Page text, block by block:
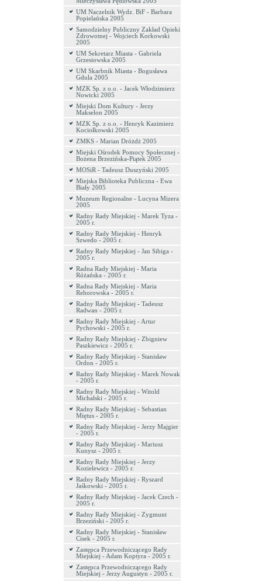
UM Naczelnik Wydz. BiF - Barbara
Popielańska 2005
Samodzielny Publiczny Zakład Opieki
Zdrowotnej - Wojciech Korkowski
2005
UM Sekretarz Miasta - Gabriela
Grzesiowska 2005
UM Skarbnik Miasta - Bogusława
Gdula 2005
MZK Sp. z o.o. - Jacek Włodzimierz
Nowicki 2005
Miejski Dom Kultury - Jerzy
Makselon 2005
MZK Sp. z o.o. - Henryk Kazimierz
Kociołkowski 2005
ZMKS - Marian Dróżdż 2005
Miejski Ośrodek Pomocy Społecznej -
Bożena Brzezińska-Piątek 2005
MOSiR - Tadeusz Duszyński 2005
Miejska Biblioteka Publiczna - Ewa
Biały 2005
Muzeum Regionalne - Lucyna Mizera
2005
Radny Rady Miejskiej - Marek Tyza -
2005 r.
Radny Rady Miejskiej - Henryk
Szwedo - 2005 r.
Radny Rady Miejskiej - Jan Sibiga -
2005 r.
Radna Rady Miejskiej - Maria
Różańska - 2005 r.
Radna Rady Miejskiej - Maria
Rehorowska - 2005 r.
Radny Rady Miejskiej - Tadeusz
Radwan - 2005 r.
Radny Rady Miejskiej - Artur
Pychowski - 2005 r.
Radny Rady Miejskiej - Zbigniew
Paszkiewicz - 2005 r.
Radny Rady Miejskiej - Stanisław
Ordon - 2005 r.
Radny Rady Miejskiej - Marek Nowak
- 2005 r.
Radny Rady Miejskiej - Witold
Michalski - 2005 r.
Radny Rady Miejskiej - Sebastian
Miętus - 2005 r.
Radny Rady Miejskiej - Jerzy Majgier
- 2005 r.
Radny Rady Miejskiej - Mariusz
Kunysz - 2005 r.
Radny Rady Miejskiej - Jerzy
Kozielewicz - 2005 r.
Radny Rady Miejskiej - Ryszard
Jaśkowski - 2005 r.
Radny Rady Miejskiej - Jacek Czech -
2005 r.
Radny Rady Miejskiej - Zygmunt
Brzeziński - 2005 r.
Radny Rady Miejskiej - Stanisław
Cisek - 2005 r.
Zastępca Przewodniczącego Rady
Miejskiej - Adam Koptyra - 2005 r.
Zastępca Przewodniczącego Rady
Miejskiej - Jerzy Augustyn - 2005 r.